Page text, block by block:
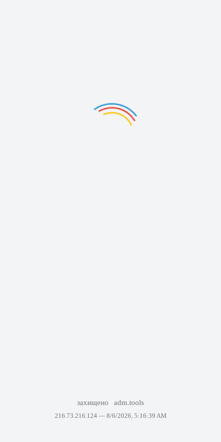
захищено adm.tools
216.73.216.124 — 8/6/2026, 5:16:39 AM